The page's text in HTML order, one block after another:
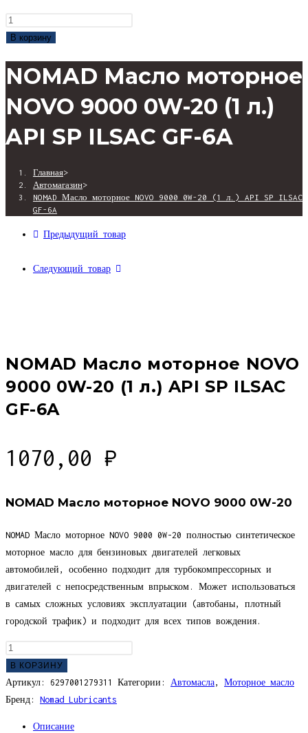
ВЕБ-
САЙТУ
Количество
товара
Масло
NOVO
0W-
В корзину
NOMAD Масло моторное
NOVO 9000 0W-20 (1 л.)
API SP ILSAC GF-6A
Главная>
Автомагазин>
NOMAD Масло моторное NOVO 9000 0W-20 (1 л.) API SP ILSAC
GF-6A
Предыдущий товар
Следующий товар
NOMAD Масло моторное NOVO
9000 0W-20 (1 л.) API SP ILSAC
GF-6A
1070,00 ₽
NOMAD Масло моторное NOVO 9000 0W-20
NOMAD Масло моторное NOVO 9000 0W-20 полностью синтетическое
моторное масло для бензиновых двигателей легковых
автомобилей, особенно подходит для турбокомпрессорных и
двигателей с непосредственным впрыском. Может использоваться
в самых сложных условиях эксплуатации (автобаны, плотный
городской трафик) и подходит для всех типов вождения.
Количество
товара
NOMAD
Масло
В КОРЗИНУ
Артикул: 6297001279311 Категории: Автомасла, Моторное масло
Бренд: Nomad Lubricants
Описание